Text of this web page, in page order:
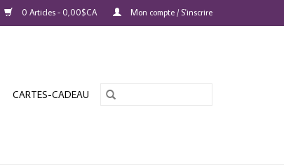
0 Articles - 0,00$CA Mon compte / S'inscrire
CARTES-CADEAU